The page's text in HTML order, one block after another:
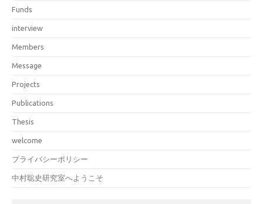
Funds
interview
Members
Message
Projects
Publications
Thesis
welcome
プライバシーポリシー
中村聡史研究室へようこそ